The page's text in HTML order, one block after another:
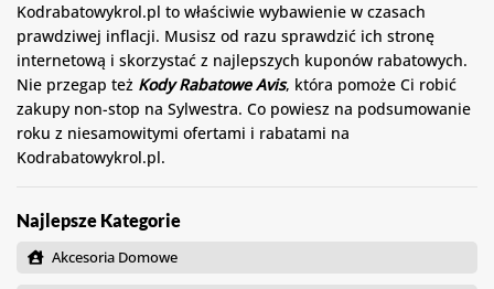
Kodrabatowykrol.pl to właściwie wybawienie w czasach
prawdziwej inflacji. Musisz od razu sprawdzić ich stronę
internetową i skorzystać z najlepszych kuponów rabatowych.
Nie przegap też Kody Rabatowe Avis, która pomoże Ci robić
zakupy non-stop na Sylwestra. Co powiesz na podsumowanie
roku z niesamowitymi ofertami i rabatami na
Kodrabatowykrol.pl.
Najlepsze Kategorie
Akcesoria Domowe